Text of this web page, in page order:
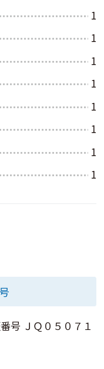
1
1
1
1
1
1
1
1
号 ＪＱ０５０７１